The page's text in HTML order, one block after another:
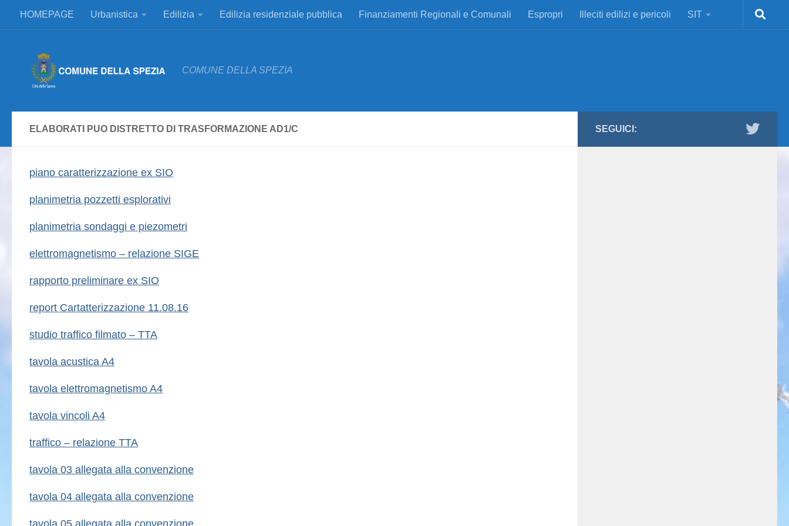
Salta al contenuto
HOMEPAGE Urbanistica Edilizia Edilizia residenziale pubblica Finanziamenti Regionali e Comunali Espropri Illeciti edilizi e pericoli SIT
COMUNE DELLA SPEZIA
ELABORATI PUO DISTRETTO DI TRASFORMAZIONE AD1/C
piano caratterizzazione ex SIO
planimetria pozzetti esplorativi
planimetria sondaggi e piezometri
elettromagnetismo – relazione SIGE
rapporto preliminare ex SIO
report Cartatterizzazione 11.08.16
studio traffico filmato – TTA
tavola acustica A4
tavola elettromagnetismo A4
tavola vincoli A4
traffico – relazione TTA
tavola 03 allegata alla convenzione
tavola 04 allegata alla convenzione
tavola 05 allegata alla convenzione
SEGUICI: